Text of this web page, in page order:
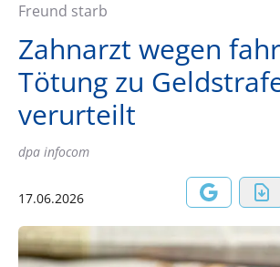
Freund starb
Zahnarzt wegen
Tötung zu
verurteilt
dpa infocom
17.06.2026